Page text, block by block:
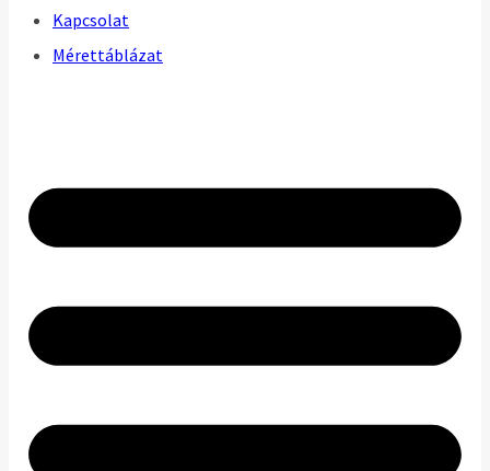
Kapcsolat
Mérettáblázat